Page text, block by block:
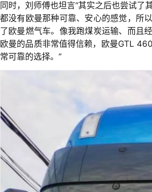
同时，刘师傅也坦言“其实之后也尝试了
都没有欧曼那种可靠、安心的感觉，所
了欧曼燃气车。像我跑煤炭运输、而且
欧曼的品质非常值得信赖，欧曼GTL
常可靠的选择。”